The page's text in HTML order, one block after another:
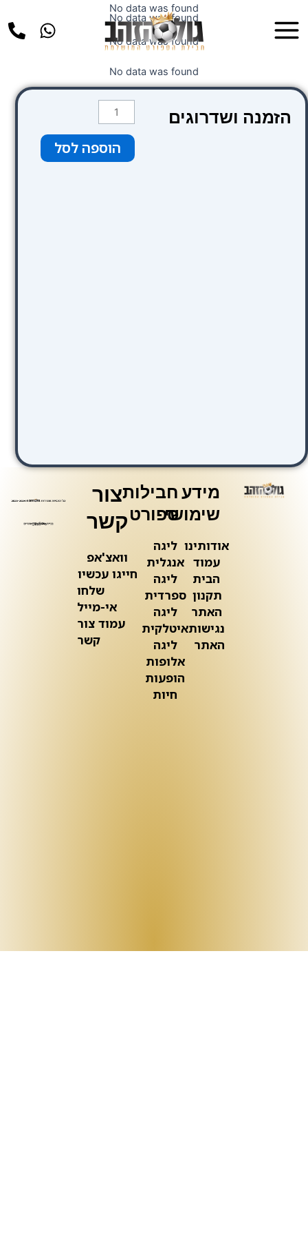
לתוכן
Menu
No data was found
No data was found
No data was found
No data was found
הזמנה ושדרוגים
כמות
של
RIALTOהוספה לסל
מידע
שימושי
אודותינו
עמוד
הבית
תקנון
האתר
נגישות
האתר
חבילות
ספורט
ליגה
אנגלית
ליגה
ספרדית
ליגה
איטלקית
ליגה
אלופות
הופעות
חיות
צור
קשר
וואצ'אפ
חייגו עכשיו
שלחו
אי-מייל
עמוד צור
קשר